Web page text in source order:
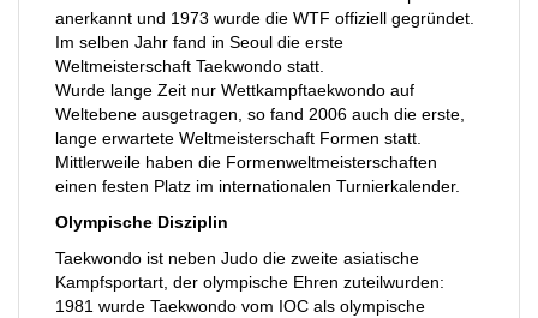
anerkannt und 1973 wurde die WTF offiziell gegründet.
Im selben Jahr fand in Seoul die erste
Weltmeisterschaft Taekwondo statt.
Wurde lange Zeit nur Wettkampftaekwondo auf
Weltebene ausgetragen, so fand 2006 auch die erste,
lange erwartete Weltmeisterschaft Formen statt.
Mittlerweile haben die Formenweltmeisterschaften
einen festen Platz im internationalen Turnierkalender.
Olympische Disziplin
Taekwondo ist neben Judo die zweite asiatische
Kampfsportart, der olympische Ehren zuteilwurden:
1981 wurde Taekwondo vom IOC als olympische